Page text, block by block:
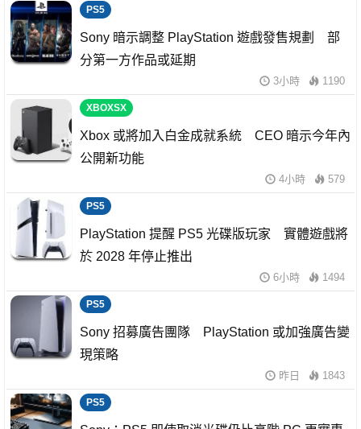
PS5
Sony 暗示調整 PlayStation 遊戲發售規劃 部
分第一方作品或延期
3小時 1190
XBOXSX
Xbox 或將加入白金成就系統 CEO 暗示今年內
公開新功能
4小時 579
PS5
PlayStation 提醒 PS5 光碟版玩家 實體遊戲將
於 2028 年停止推出
6小時 1494
PS5
Sony 招募廣告團隊 PlayStation 或加強廣告變
現策略
昨日 1843
PS5